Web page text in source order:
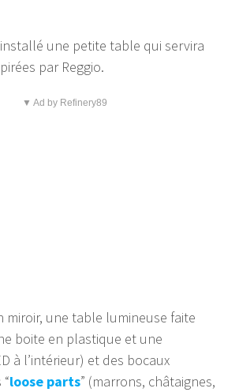
installé une petite table qui servira
par Reggio.
▼ Ad by Refinery89
miroir, une table lumineuse faite
boite en plastique et une
à l’intérieur) et des bocaux
loose parts” (marrons, châtaignes,